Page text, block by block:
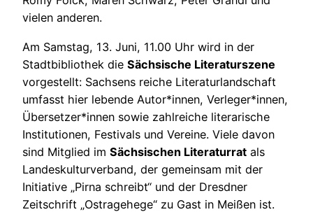
vielen anderen.
Am Samstag, 13. Juni, 11.00 Uhr wird in der
Stadtbibliothek die Sächsische Literaturszene
vorgestellt: Sachsens reiche Literaturlandschaft
umfasst hier lebende Autor*innen, Verleger*innen,
Übersetzer*innen sowie zahlreiche literarische
Institutionen, Festivals und Vereine. Viele davon
sind Mitglied im Sächsischen Literaturrat als
Landeskulturverband, der gemeinsam mit der
Initiative „Pirna schreibt“ und der Dresdner
Zeitschrift „Ostragehege“ zu Gast in Meißen ist.